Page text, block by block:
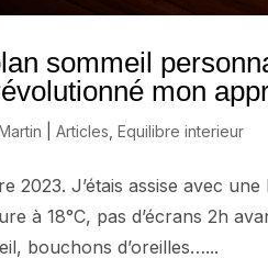
sommeil
mon
|Articles ,Equilibre interieur
2023. J’étais assise avec
à 18°C, pas d’écrans 2h
bouchons d’oreilles…...